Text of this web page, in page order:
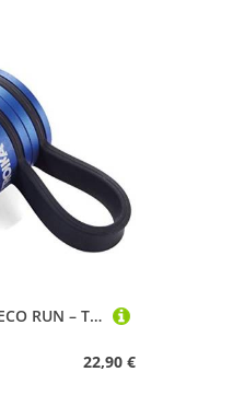
TROIKA Original – ECO RUN – TOR90/BL – Taschenlampe – Running Light – Sport- und Sicherheitslicht – mit Magnet zur Befestigung, weißes LED-Licht – 2 Lichtstärken + Blinklicht
22,90 €